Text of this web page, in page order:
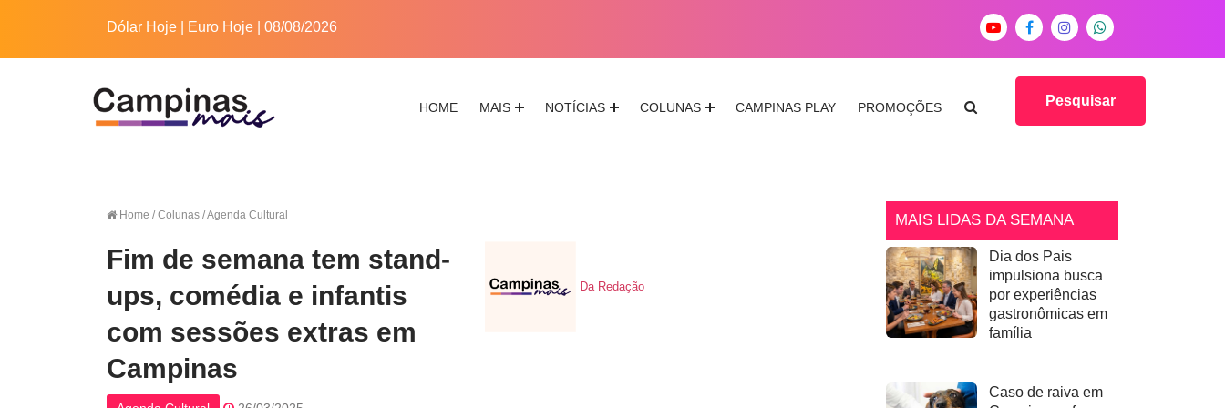
Dólar Hoje Euro Hoje | 08/08/2026
HOME MAIS NOTÍCIAS COLUNAS CAMPINAS PLAY PROMOÇÕES Pesquisar
Home / Colunas / Agenda Cultural
Fim de semana tem stand-
ups, comédia e infantis
com sessões extras em
Campinas
Da Redação
MAIS LIDAS DA SEMANA
Dia dos Pais
impulsiona busca
por experiências
gastronômicas em
família
Caso de raiva em